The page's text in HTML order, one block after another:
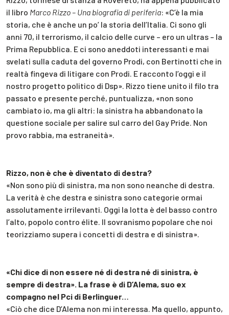
il libro Marco Rizzo – Una biografia di periferia: «C’è la mia
storia, che è anche un po’ la storia dell’Italia. Ci sono gli
anni 70, il terrorismo, il calcio delle curve – ero un ultras – la
Prima Repubblica. E ci sono aneddoti interessanti e mai
svelati sulla caduta del governo Prodi, con Bertinotti che in
realtà fingeva di litigare con Prodi. E racconto l’oggi e il
nostro progetto politico di Dsp». Rizzo tiene unito il filo tra
passato e presente perché, puntualizza, «non sono
cambiato io, ma gli altri: la sinistra ha abbandonato la
questione sociale per salire sul carro del Gay Pride. Non
provo rabbia, ma estraneità».
Rizzo, non è che è diventato di destra?
«Non sono più di sinistra, ma non sono neanche di destra.
La verità è che destra e sinistra sono categorie ormai
assolutamente irrilevanti. Oggi la lotta è del basso contro
l’alto, popolo contro élite. Il sovranismo popolare che noi
teorizziamo supera i concetti di destra e di sinistra».
«Chi dice di non essere né di destra né di sinistra, è
sempre di destra». La frase è di D’Alema, suo ex
compagno nel Pci di Berlinguer…
«Ciò che dice D’Alema non mi interessa. Ma quello, appunto,